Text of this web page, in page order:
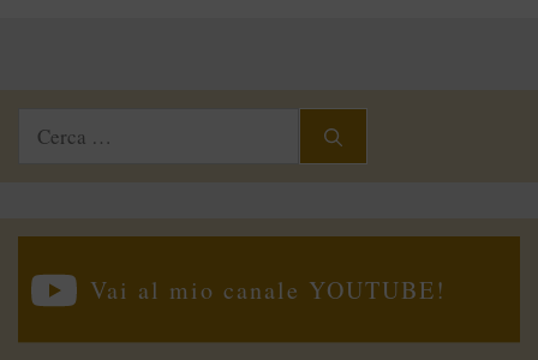
Ricerca
Vai al mio canale YOUTUBE!